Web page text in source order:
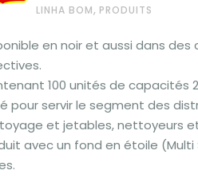
LINHA BOM, PRODUITS
en noir et aussi dans
100 unités de capacités
pour servir le segment des
et jetables, nettoyeurs
avec un fond en étoile